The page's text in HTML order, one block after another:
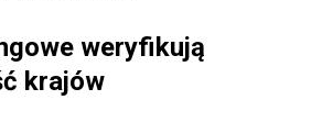
weryfikują
krajów